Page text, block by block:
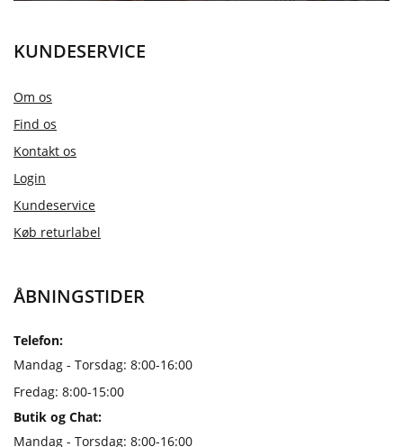
KUNDESERVICE
Om os
Find os
Kontakt os
Login
Kundeservice
Køb returlabel
ÅBNINGSTIDER
Telefon:
Mandag - Torsdag: 8:00-16:00
Fredag: 8:00-15:00
Butik og Chat:
Mandag - Torsdag: 8:00-16:00